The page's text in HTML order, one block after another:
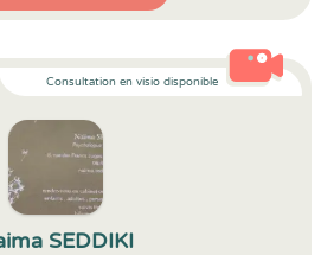
Consultation en visio disponible
SEDDIKI